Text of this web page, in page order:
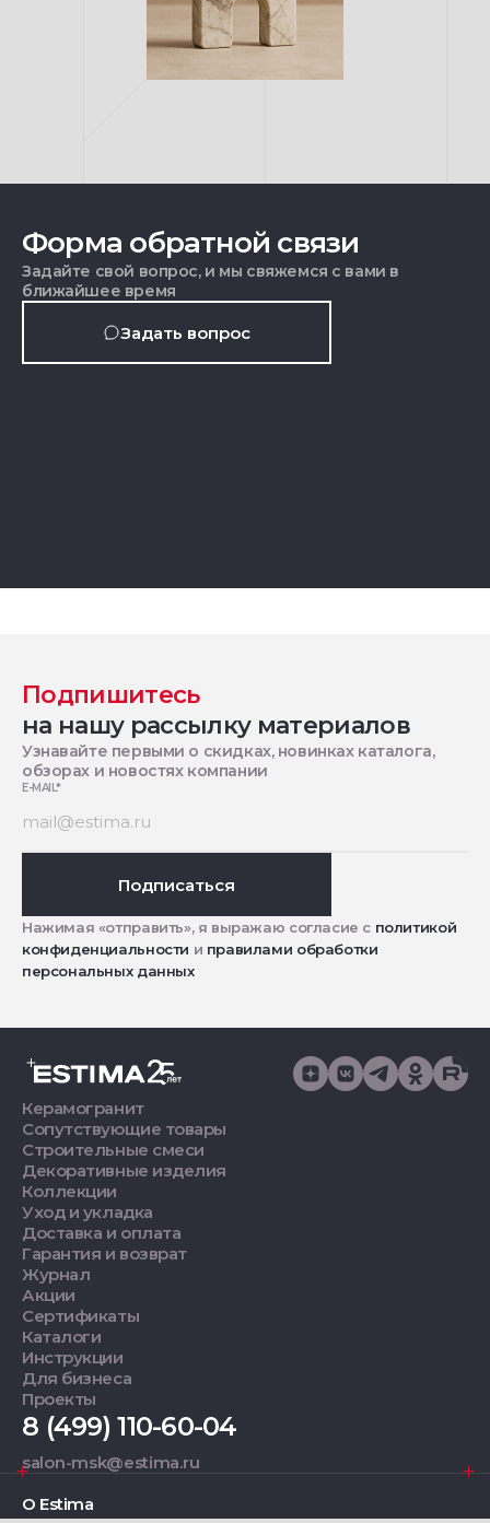
Форма обратной связи
Задайте свой вопрос, и мы свяжемся с вами в
ближайшее время
Задать вопрос
Подпишитесь
на нашу рассылку материалов
Узнавайте первыми о скидках, новинках каталога,
обзорах и новостях компании
E-MAIL*
Подписаться
Нажимая «отправить», я выражаю согласие с политикой
конфиденциальности и правилами обработки
персональных данных
Керамогранит
Сопутствующие товары
Строительные смеси
Декоративные изделия
Коллекции
Уход и укладка
Доставка и оплата
Гарантия и возврат
Журнал
Акции
Сертификаты
Каталоги
Инструкции
Для бизнеса
Проекты
8 (499) 110-60-04
salon-msk@estima.ru
О Estima